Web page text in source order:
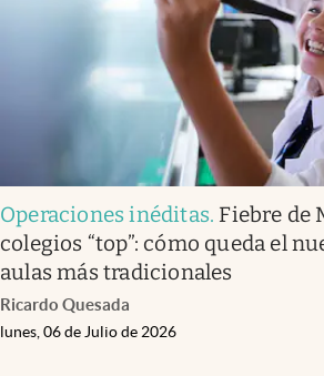
Operaciones inéditas. Fiebre de
colegios “top”: cómo queda el
aulas más tradicionales
Ricardo Quesada
lunes, 06 de Julio de 2026